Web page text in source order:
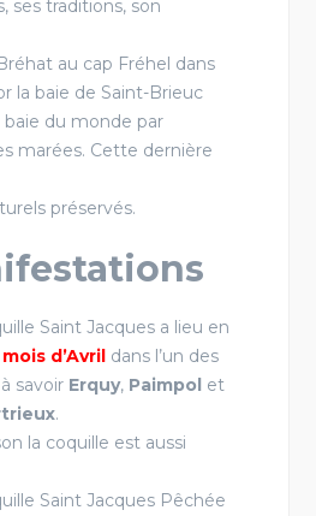
ses traditions, son
au cap Fréhel dans
la baie de Saint-Brieuc
du monde par
marées. Cette dernière
préservés.
Saint Jacques a lieu en
d’Avril dans l’un des
savoir Erquy, Paimpol et
.
la coquille est aussi
Saint Jacques Pêchée